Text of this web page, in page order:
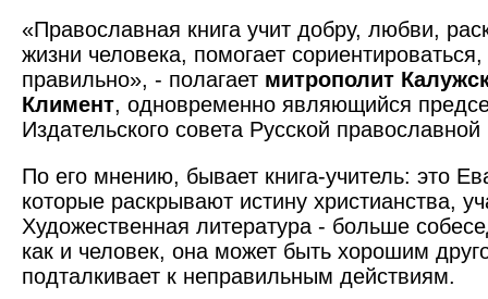
«Православная книга учит добру, любви,
жизни человека, помогает сориентироваться,
правильно», - полагает митрополит
Климент, одновременно являющийся
Издательского совета Русской православной
По его мнению, бывает книга-учитель: это
которые раскрывают истину христианства,
Художественная литература - больше
как и человек, она может быть хорошим
подталкивает к неправильным действиям.